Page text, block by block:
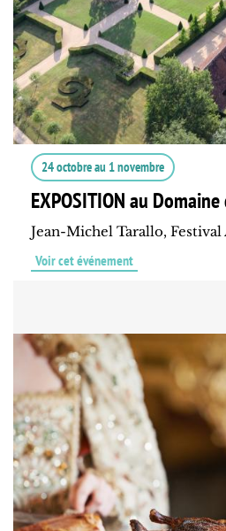
24 octobreau 1 novembre
EXPOSITION au
Jean-Michel Tarallo,
Voir cet événement